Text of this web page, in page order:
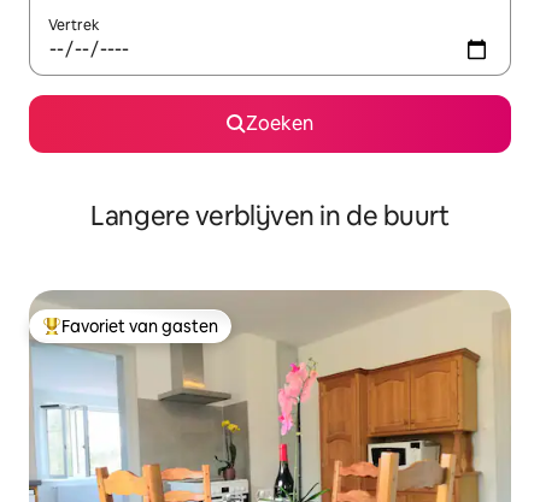
Vertrek
Zoeken
Langere verblijven in de buurt
Topfavoriet van gasten
Favoriet van gasten